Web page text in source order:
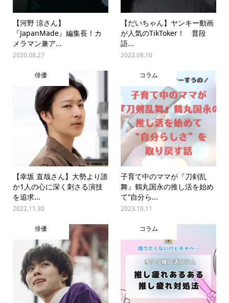
【河野 涼さん】
『JapanMade』編集長！カ
メラマン兼ア...
2020.08.27
【だいちゃん】ヤンキー動画
が人気のTikToker！ 普段
語...
2022.08.10
俳優
【幸坂 直哉さん】大勢より誰
か1人の心に深く刺さる演技
を追求...
2022.11.30
コラム
子育て中のママが『刀剣乱
舞』鶴丸国永の推し活を始め
て“自分ら...
2023.10.11
俳優 コラム